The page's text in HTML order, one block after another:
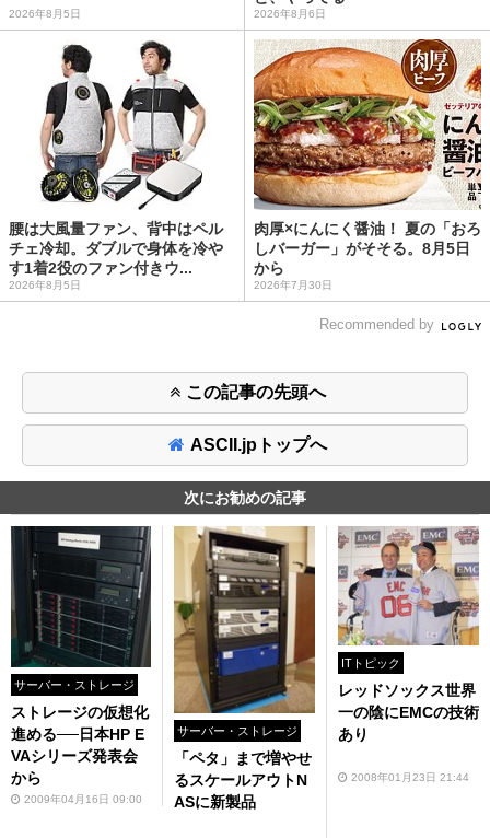
2026年8月5日 2026年8月6日
腰は大風量ファン、背中はペル
チェ冷却。ダブルで身体を冷や
す1着2役のファン付きウ...
2026年8月5日
肉厚×にんにく醤油！ 夏の「おろ
しバーガー」がそそる。8月5日
から
2026年7月30日
Recommended by
この記事の先頭へ
ASCII.jpトップへ
次にお勧めの記事
サーバー・ストレージ
ストレージの仮想化
進める──日本HP E
VAシリーズ発表会
から
2009年04月16日 09:00
サーバー・ストレージ
「ペタ」まで増やせ
るスケールアウトN
ASに新製品
ITトピック
レッドソックス世界
一の陰にEMCの技術
あり
2008年01月23日 21:44